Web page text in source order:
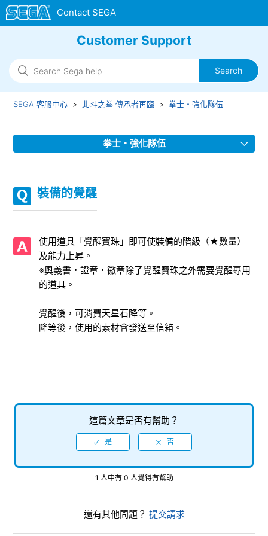
Customer Support
SEGA 客服中心 北斗之拳 傳承者再臨 拳士・強化隊伍
拳士・強化隊伍
「升級拳士」的注意點
『重置』強化狀態功能
七星解放
何謂群體
等級提升
裝備的覺醒
使用道具「覺醒寶珠」即可使裝備的階級（★數量）
及能力上昇。
※奧義書・證章・徽章除了覺醒寶珠之外需要覺醒專用
的道具。
覺醒後，可消費天星石降等。
降等後，使用的素材會發送至信箱。
這篇文章是否有幫助？
1 人中有 0 人覺得有幫助
還有其他問題？ 提交請求